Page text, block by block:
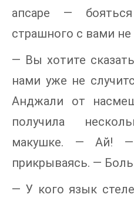
апсаре —
страшного с вами не
— Вы хотите
нами уже не
Анджали от
получила
макушке. — Ай! —
прикрываясь. —
— У кого язык